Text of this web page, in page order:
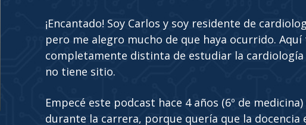
¡Encantado! Soy Carlos y soy residente de
pero me alegro mucho de que haya ocurrido.
completamente distinta de estudiar la
no tiene sitio.
Empecé este podcast hace 4 años (6º de
durante la carrera, porque quería que la docencia